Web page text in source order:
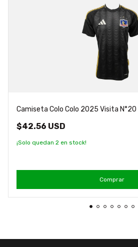
Camiseta Colo Colo 2025 Visita N°20
$42.56 USD
¡Solo quedan 2 en stock!
Comprar